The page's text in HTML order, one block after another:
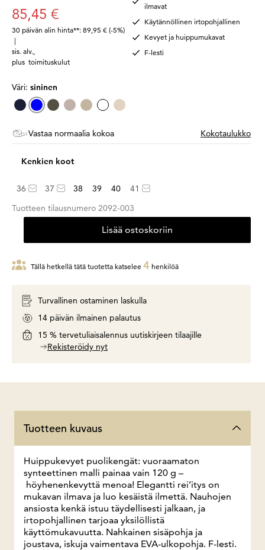
85,45 €
30 päivän alin hinta**: 89,95 € (-5%)
|
sis. alv.
plus toimituskulut
ilmavat
Käytännöllinen irtopohjallinen
Kevyet ja huippumukavat
F-lesti
Väri: sininen
Vastaa normaalia kokoa Kokotaulukko
Kenkien koot
36 37 38 39 40
41
Tuotteen tilausnumero 2092-003
Lisää ostoskoriin
Tällä hetkellä tätä tuotetta katselee 4 henkilöä
Turvallinen ostaminen laskulla
14 päivän ilmainen palautus
15 % tervetuliaisalennus uutiskirjeen tilaajille
Rekisteröidy nyt
Tuotteen kuvaus
Huippukevyet puolikengät: vuoraamaton
synteettinen malli painaa vain 120 g –
höyhenenkevyttä menoa! Elegantti rei’itys on
mukavan ilmava ja luo kesäistä ilmettä. Nauhojen
ansiosta kenkä istuu täydellisesti jalkaan, ja
irtopohjallinen tarjoaa yksilöllistä
käyttömukavuutta. Nahkainen sisäpohja ja
joustava, iskuja vaimentava EVA-ulkopohja. F-lesti.